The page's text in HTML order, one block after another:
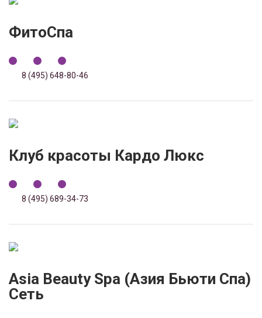
ФитоСпа
8 (495) 648-80-46
Клуб красоты Кардо Люкс
8 (495) 689-34-73
Asia Beauty Spa (Азия Бьюти Cпа)
Сеть